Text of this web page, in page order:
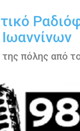
Ιωαννίνων
πόλης από